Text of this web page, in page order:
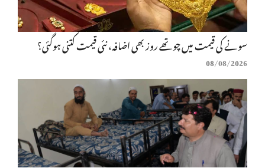
سونے کی قیمت میں چوتھے روز بھی اضافہ، نئی قیمت کتنی ہوگئی؟
08/08/2026